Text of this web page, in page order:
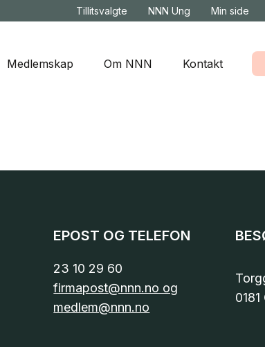
Tillitsvalgte NNN Ung Min side
Medlemskap Om NNN Kontakt
EPOST OG TELEFON
23 10 29 60
firmapost@nnn.no og
medlem@nnn.no
0181